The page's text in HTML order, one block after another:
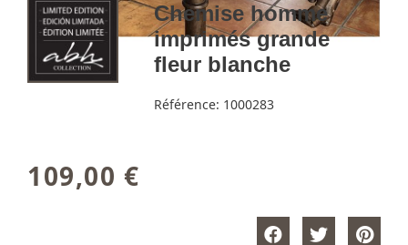
Chemise homme
imprimés grande
fleur blanche
Référence: 1000283
109,00 €